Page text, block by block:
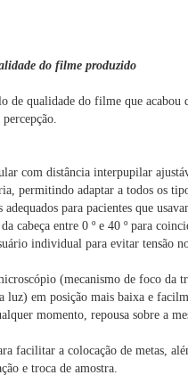
do filme produzido
de qualidade do filme que acabou
com distância interpupilar
permitindo adaptar a todos os
para pacientes que
cabeça entre 0 º e 40 º para
individual para evitar tensão
(mecanismo de foco da
luz) em posição mais baixa e
momento, repousa sobre a
facilitar a colocação de metas,
e troca de amostra.